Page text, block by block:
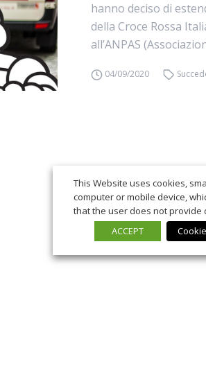
hanno deciso di
della Croce Rossa
all’ANPAS
04/09/2020
This Website uses cookies,
computer or mobile device,
that the user does not provide
ACCEPT